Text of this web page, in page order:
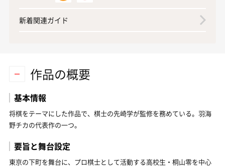
新着関連ガイド
作品の概要
基本情報
将棋をテーマにした作品で、棋士の先崎学が監修を務めている。羽海
野チカの代表作の一つ。
要旨と舞台設定
東京の下町を舞台に、プロ棋士として活動する高校生・桐山零を中心